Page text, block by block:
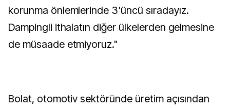
korunma önlemlerinde 3'üncü sıradayız.
Dampingli ithalatın diğer ülkelerden gelmesine
de müsaade etmiyoruz."
Bolat, otomotiv sektöründe üretim açısından